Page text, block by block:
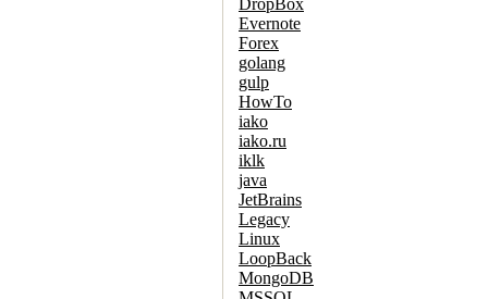
DropBox
Evernote
Forex
golang
gulp
HowTo
iako
iako.ru
iklk
java
JetBrains
Legacy
Linux
LoopBack
MongoDB